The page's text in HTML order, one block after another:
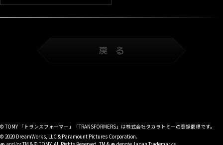
© TOMY 「トランスフォーマー」「TRANSFORMERS」は株式会社タカラトミーの登録商標です。
© 2020 DreamWorks, LLC & Paramount Pictures Corporation.